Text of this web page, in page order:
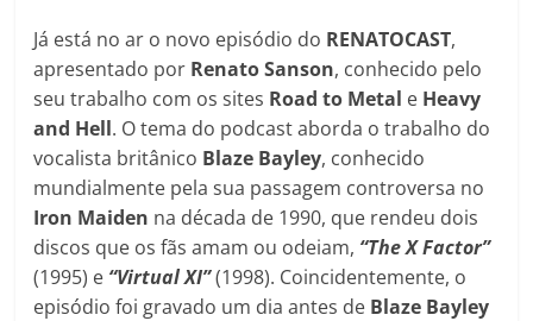
Já está no ar o novo episódio do RENATOCAST,
apresentado por Renato Sanson, conhecido pelo
seu trabalho com os sites Road to Metal e Heavy
and Hell. O tema do podcast aborda o trabalho do
vocalista britânico Blaze Bayley, conhecido
mundialmente pela sua passagem controversa no
Iron Maiden na década de 1990, que rendeu dois
discos que os fãs amam ou odeiam, “The X Factor”
(1995) e “Virtual XI”(1998). Coincidentemente, o
episódio foi gravado um dia antes de Blaze Bayley